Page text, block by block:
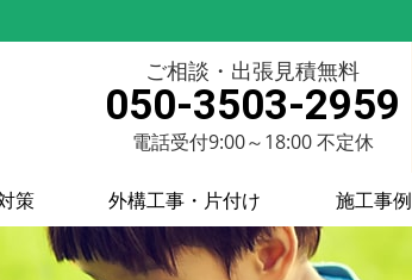
ご相談・出張見積無料
050-3503-2959
電話受付9:00～18:00 不定休
策 外構工事・片付け 施工事例